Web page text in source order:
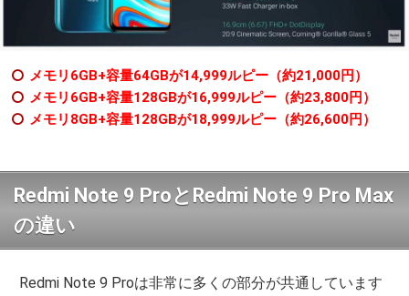
メモリ6GB+容量64GBが14,999ルピー（約21,000円）
メモリ6GB+容量128GBが16,999ルピー（約23,800円）
メモリ8GB+容量128GBが18,999ルピー（約26,600円）
Redmi Note 9 ProとRedmi Note 9 Pro Max
の違い
Redmi Note 9 Proは非常に多くの部分が共通しています